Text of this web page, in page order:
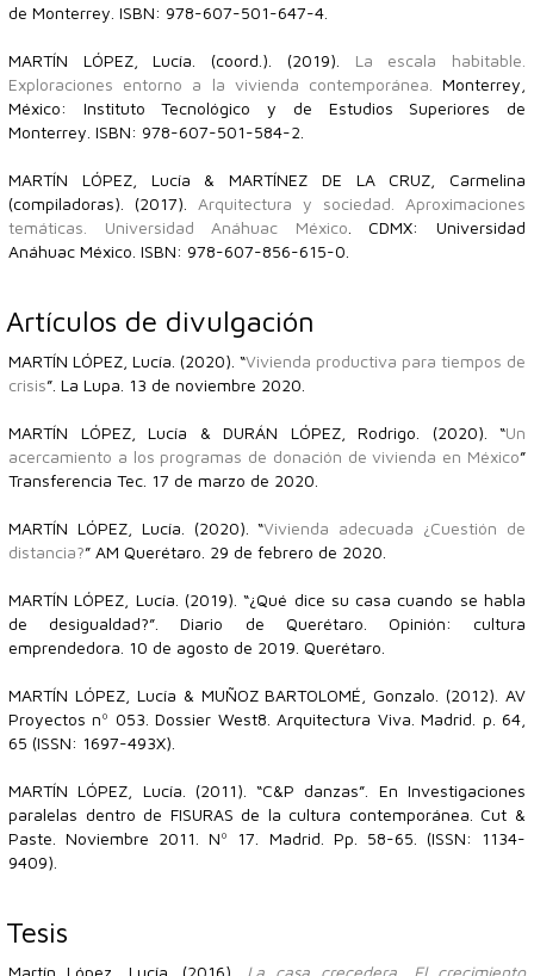
de Monterrey. ISBN: 978-607-501-647-4.
MARTÍN LÓPEZ, Lucía. (coord.). (2019). La escala habitable.
Exploraciones entorno a la vivienda contemporánea.
Monterrey,
México: Instituto Tecnológico y de Estudios Superiores de
Monterrey. ISBN: 978-607-501-584-2.
MARTÍN LÓPEZ, Lucía & MARTÍNEZ DE LA CRUZ, Carmelina
(compiladoras). (2017). Arquitectura y sociedad. Aproximaciones
temáticas. Universidad Anáhuac México . CDMX: Universidad
Anáhuac México. ISBN: 978-607-856-615-0.
Artículos de divulgación
MARTÍN LÓPEZ, Lucía. (2020). “Vivienda productiva para tiempos de
crisis”. La Lupa. 13 de noviembre 2020.
MARTÍN LÓPEZ, Lucía & DURÁN LÓPEZ, Rodrigo. (2020). “Un
acercamiento a los programas de donación de vivienda en México”
Transferencia Tec. 17 de marzo de 2020.
MARTÍN LÓPEZ, Lucía. (2020). “Vivienda adecuada ¿Cuestión de
distancia?” AM Querétaro. 29 de febrero de 2020.
MARTÍN LÓPEZ, Lucía. (2019). “¿Qué dice su casa cuando se habla
de desigualdad?”. Diario de Querétaro. Opinión: cultura
emprendedora. 10 de agosto de 2019. Querétaro.
MARTÍN LÓPEZ, Lucía & MUÑOZ BARTOLOMÉ, Gonzalo. (2012). AV
Proyectos nº 053. Dossier West8. Arquitectura Viva. Madrid. p. 64,
65 (ISSN: 1697-493X).
MARTÍN LÓPEZ, Lucía. (2011). “C&P danzas”. En Investigaciones
paralelas dentro de FISURAS de la cultura contemporánea. Cut &
Paste. Noviembre 2011. Nº 17. Madrid. Pp. 58-65. (ISSN: 1134-
9409).
Tesis
Martín López, Lucía. (2016). La casa crecedera. El crecimiento